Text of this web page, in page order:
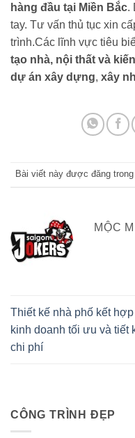
hàng đầu tại Miền Bắc.
tay. Tư vấn thủ tục xin
trình.Các lĩnh vực tiêu
tạo nhà, nội thất và
dự án xây dựng, xây
Bài viết này được đăng trong
MỘC
Thiết kế nhà phố kết hợp
kinh doanh tối ưu và tiết
chi phí
CÔNG TRÌNH ĐẸP